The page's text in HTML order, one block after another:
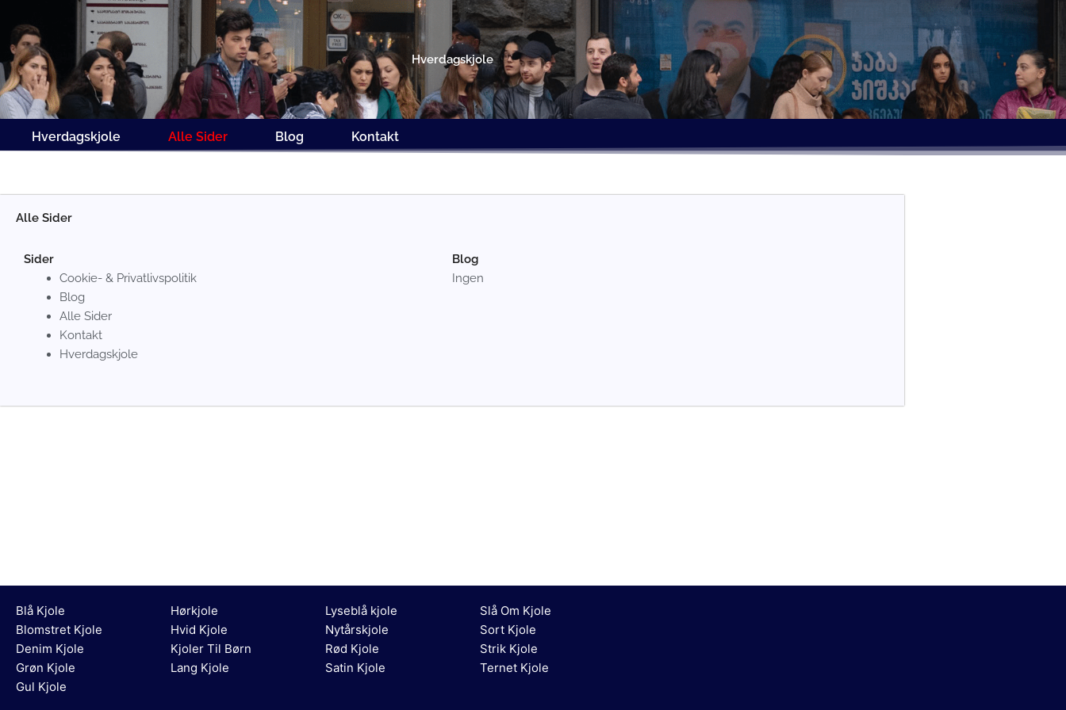
indholdet
Hverdagskjole
Hverdagskjole Alle Sider Blog Kontakt
Alle Sider
Sider
Cookie- & Privatlivspolitik
Blog
Alle Sider
Kontakt
Hverdagskjole
Blog
Ingen
Blå Kjole
Blomstret Kjole
Denim Kjole
Grøn Kjole
Gul Kjole
Hørkjole
Hvid Kjole
Kjoler Til Børn
Lang Kjole
Lyseblå kjole
Nytårskjole
Rød Kjole
Satin Kjole
Slå Om Kjole
Sort Kjole
Strik Kjole
Ternet Kjole